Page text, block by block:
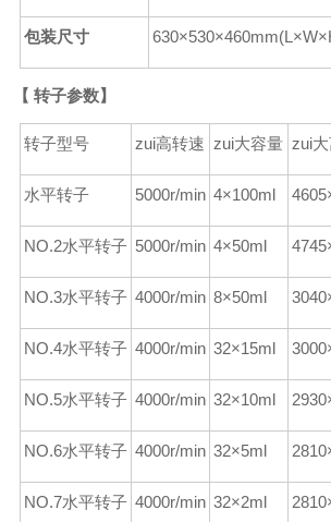
包装尺寸 630×530×460mm(L ×W×
【 转子参数】
转子型号 zui高转速 zui大容量 zui
水平转子 5000r/min 4×100ml
NO.2水平转子 5000r/min 4×50ml
NO.3水平转子 4000r/min 8×50ml
NO.4水平转子 4000r/min 32×15ml
NO.5水平转子 4000r/min 32×10ml
NO.6水平转子 4000r/min 32×5ml
NO.7水平转子 4000r/min 32×2ml